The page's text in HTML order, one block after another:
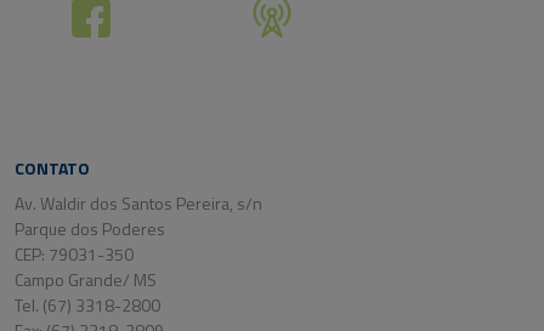
CONTATO
Av. Waldir dos Santos Pereira, s/n
Parque dos Poderes
CEP: 79031-350
Campo Grande/ MS
Tel. (67) 3318-2800